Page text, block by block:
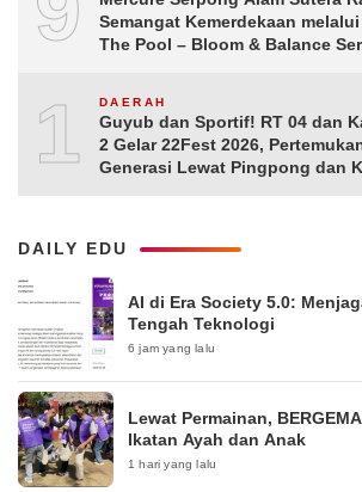
Semangat Kemerdekaan
The Pool – Bloom & Balance
10DAERAH
Guyub dan Sportif! RT 04 dan
2 Gelar 22Fest 2026,
Generasi Lewat Pingpong dan
DAILY EDU
AI di Era Society 5.0:
Tengah Teknologi
6 jam yang lalu
Lewat Permainan,
Ikatan Ayah dan Anak
1 hari yang lalu